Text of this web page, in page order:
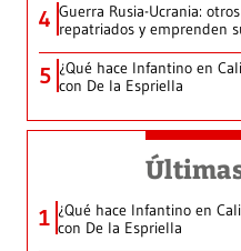
4 Guerra Rusia-Ucrania:
repatriados y emprenden
5 ¿Qué hace Infantino en
con De la Espriella
1 ¿Qué hace Infantino en
con De la Espriella